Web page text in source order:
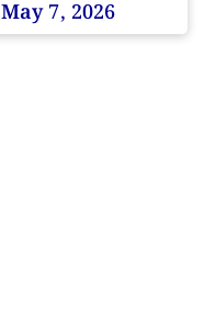
May 7, 2026